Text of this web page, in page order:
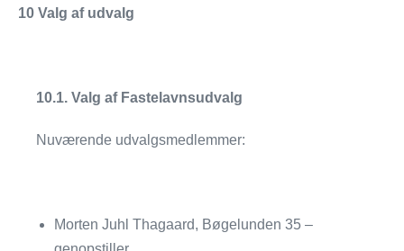
10 Valg af udvalg
10.1. Valg af Fastelavnsudvalg
Nuværende udvalgsmedlemmer:
Morten Juhl Thagaard, Bøgelunden 35 –